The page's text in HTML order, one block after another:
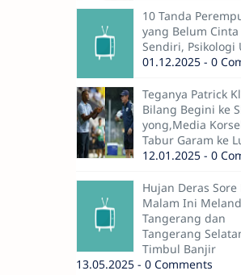
10 Tanda
yang Belum
Sendiri, Psikologi
01.12.2025 - 0
Teganya Patrick
Bilang Begini ke
yong,Media
Tabur Garam ke
12.01.2025 - 0
Hujan Deras
Malam Ini
Tangerang dan
Tangerang
Timbul Banjir
13.05.2025 - 0 Comments